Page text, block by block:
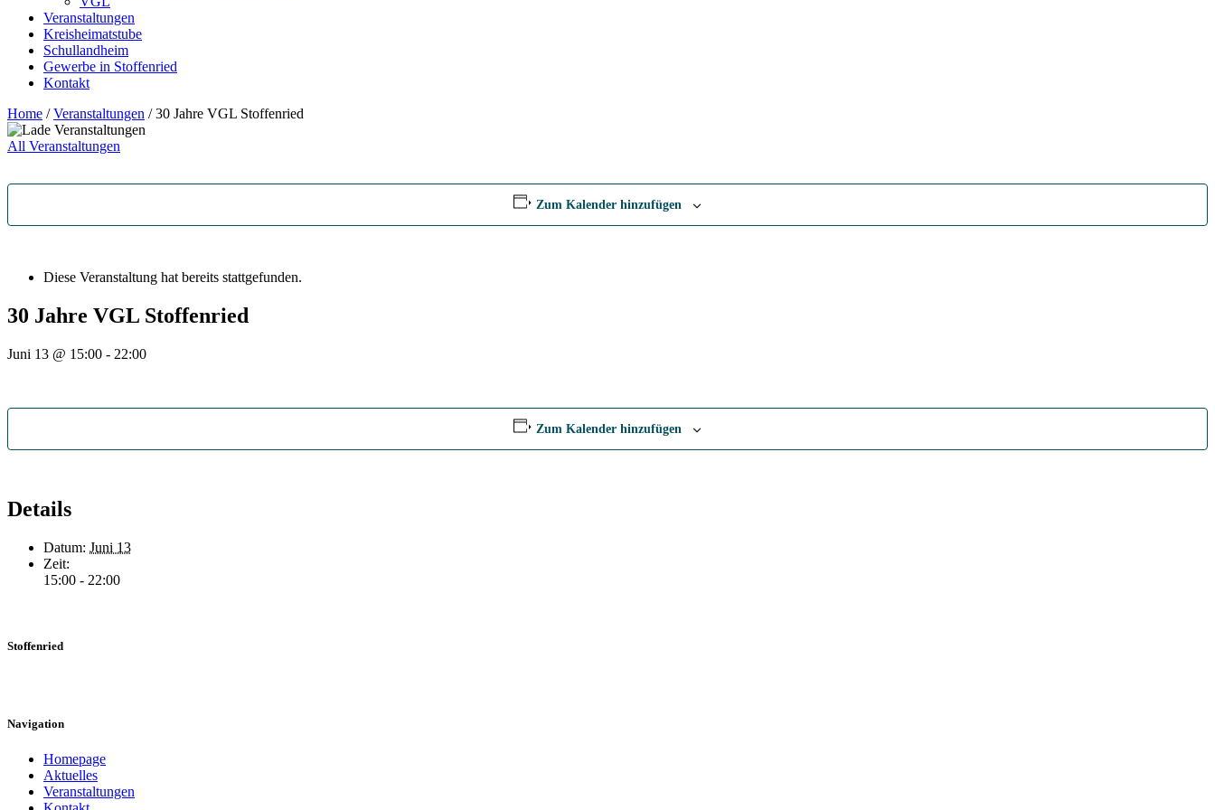
Veranstaltungen
Kreisheimatstube
Schullandheim
Gewerbe in Stoffenried
Kontakt
Home / Veranstaltungen / 30 Jahre VGL Stoffenried
All Veranstaltungen
Zum Kalender hinzufügen
Diese Veranstaltung hat bereits stattgefunden.
30 Jahre VGL Stoffenried
Juni 13 @ 15:00 - 22:00
Zum Kalender hinzufügen
Details
Datum: Juni 13
Zeit:
15:00 - 22:00
Stoffenried
Navigation
Homepage
Aktuelles
Veranstaltungen